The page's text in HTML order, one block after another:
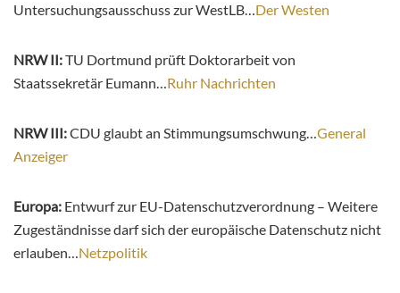
Untersuchungsausschuss zur WestLB…Der Westen
NRW II:TU Dortmund prüft Doktorarbeit von
Staatssekretär Eumann…Ruhr Nachrichten
NRW III:CDU glaubt an Stimmungsumschwung…General
Anzeiger
Europa: Entwurf zur EU-Datenschutzverordnung – Weitere
Zugeständnisse darf sich der europäische Datenschutz nicht
erlauben…Netzpolitik